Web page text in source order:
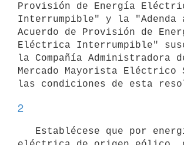
Provisión de Energía
Interrumpible" y la "Adenda
Acuerdo de Provisión de
Eléctrica Interrumpible"
la Compañía Administradora
Mercado Mayorista Eléctrico
2